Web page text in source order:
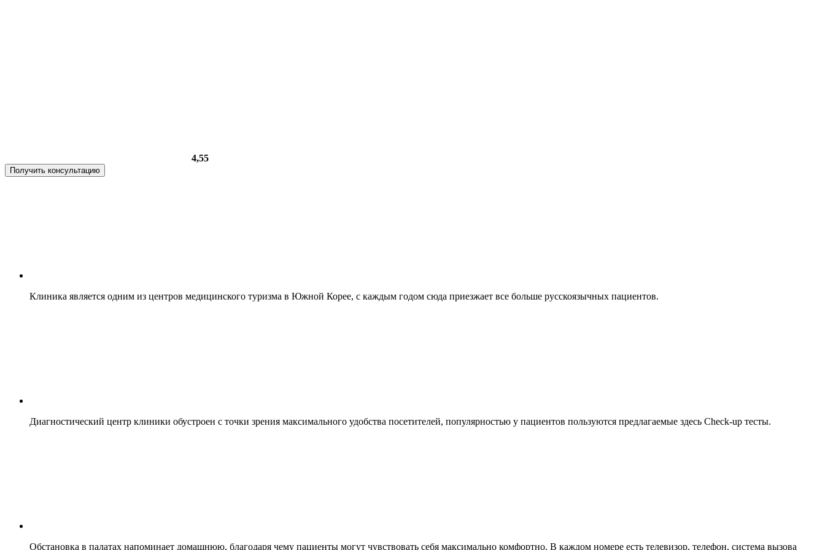
4,55
Получить консультацию
Клиника является одним из центров медицинского туризма в Южной Корее, с каждым годом сюда приезжает все больше русскоязычных пациентов.
Диагностический центр клиники обустроен с точки зрения максимального удобства посетителей, популярностью у пациентов пользуются предлагаемые здесь Check-up тесты.
Обстановка в палатах напоминает домашнюю, благодаря чему пациенты могут чувствовать себя максимально комфортно. В каждом номере есть телевизор, телефон, система вызова